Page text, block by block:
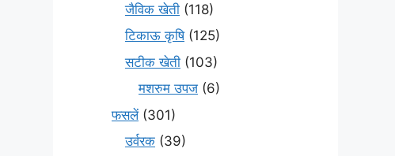
जैविक खेती (118)
टिकाऊ कृषि(125)
सटीक खेती (103)
मशरुम उपज (6)
फसलें(301)
उर्वरक (39)